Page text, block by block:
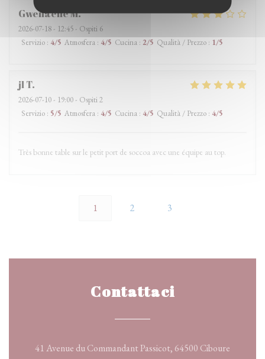
GwenaelleM
2026-07-18 - 12:45 - Ospiti 6
Servizio : 4/5 Atmosfera : 4/5 Cucina : 2/5 Qualità / Prezzo : 1/5
jlT
2026-07-10 - 19:00 - Ospiti 2
Servizio : 5/5 Atmosfera : 4/5 Cucina : 4/5 Qualità / Prezzo : 4/5
Très bonne table sur le petit port de soccoa avec une équipe au top.
1 2 3
Contattaci
41 Avenue du Commandant Passicot, 64500 Ciboure